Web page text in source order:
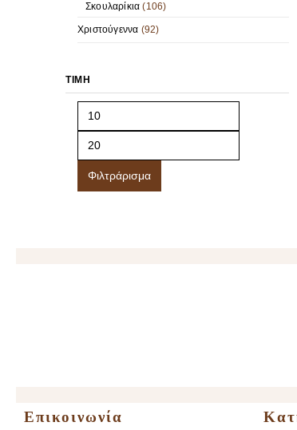
Σκουλαρίκια (106)
Χριστούγεννα (92)
ΤΙΜΉ
Φιλτράρισμα
Επικοινωνία